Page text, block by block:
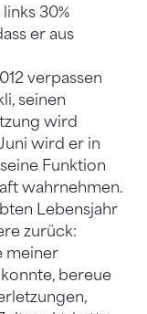
30%
er aus
verpassen
seinen
wird
wird er in
Funktion
wahrnehmen.
Lebensjahr
zurück:
meiner
bereue